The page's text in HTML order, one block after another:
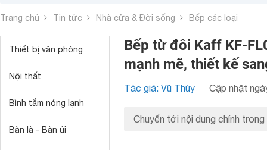
Trang chủ Tin tức Nhà cửa & Đời sống Bếp các loại
Thiết bị văn phòng
Nội thất
Bình tắm nóng lạnh
Bàn là - Bàn ủi
Bếp từ đôi Kaff KF-
mạnh mẽ, thiết kế
Tác giả: Vũ Thúy Cập nhật
Chuyển tới nội dung chính trong